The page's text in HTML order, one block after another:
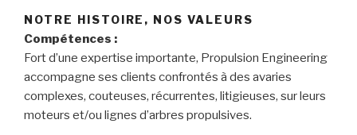
NOTRE HISTOIRE, NOS VALEURS
Compétences :
Fort d’une expertise importante, Propulsion Engineering
accompagne ses clients confrontés à des avaries
complexes, couteuses, récurrentes, litigieuses, sur leurs
moteurs et/ou lignes d’arbres propulsives.